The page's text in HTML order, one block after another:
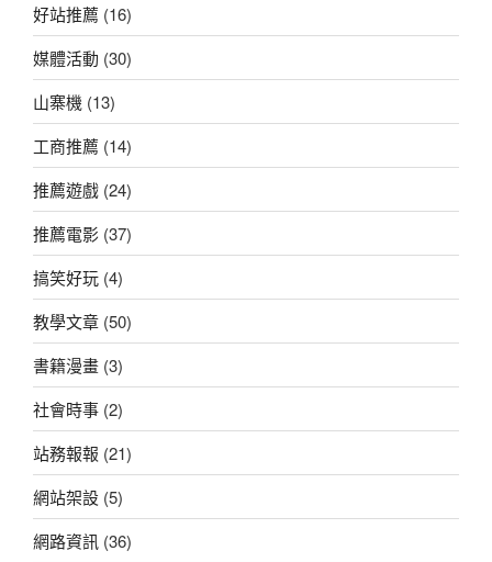
好站推薦 (16)
媒體活動 (30)
山寨機 (13)
工商推薦 (14)
推薦遊戲 (24)
推薦電影 (37)
搞笑好玩 (4)
教學文章 (50)
書籍漫畫 (3)
社會時事 (2)
站務報報 (21)
網站架設 (5)
網路資訊 (36)